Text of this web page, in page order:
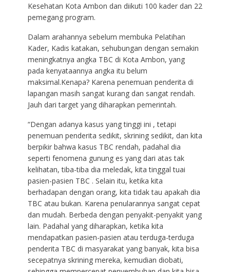
Kesehatan Kota Ambon dan diikuti 100 kader dan 22
pemegang program.
Dalam arahannya sebelum membuka Pelatihan
Kader, Kadis katakan, sehubungan dengan semakin
meningkatnya angka TBC di Kota Ambon, yang
pada kenyataannya angka itu belum
maksimal.Kenapa? Karena penemuan penderita di
lapangan masih sangat kurang dan sangat rendah.
Jauh dari target yang diharapkan pemerintah.
“Dengan adanya kasus yang tinggi ini , tetapi
penemuan penderita sedikit, skrining sedikit, dan kita
berpikir bahwa kasus TBC rendah, padahal dia
seperti fenomena gunung es yang dari atas tak
kelihatan, tiba-tiba dia meledak, kita tinggal tuai
pasien-pasien TBC . Selain itu, ketika kita
berhadapan dengan orang, kita tidak tau apakah dia
TBC atau bukan. Karena penularannya sangat cepat
dan mudah. Berbeda dengan penyakit-penyakit yang
lain. Padahal yang diharapkan, ketika kita
mendapatkan pasien-pasien atau terduga-terduga
penderita TBC di masyarakat yang banyak, kita bisa
secepatnya skrining mereka, kemudian diobati,